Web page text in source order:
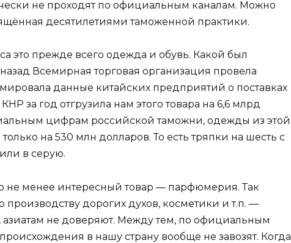
не проходят по официальным каналам. Можно
десятилетиями таможенной практики.
это прежде всего одежда и обувь. Какой был
Всемирная торговая организация провела
данные китайских предприятий о поставках
за год отгрузила нам этого товара на 6,6 млрд
цифрам российской таможни, одежды из этой
на 530 млн долларов. То есть тряпки на шесть с
в серую.
не менее интересный товар — парфюмерия. Так
дорогих духов, косметики и т.п. —
не доверяют. Между тем, по официальным
в нашу страну вообще не завозят. Когда